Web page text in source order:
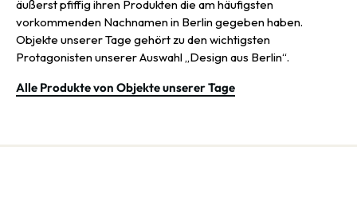
äußerst pfiffig ihren Produkten die am häufigsten
vorkommenden Nachnamen in Berlin gegeben haben.
Objekte unserer Tage gehört zu den wichtigsten
Protagonisten unserer Auswahl „Design aus Berlin“.
Alle Produkte von Objekte unserer Tage